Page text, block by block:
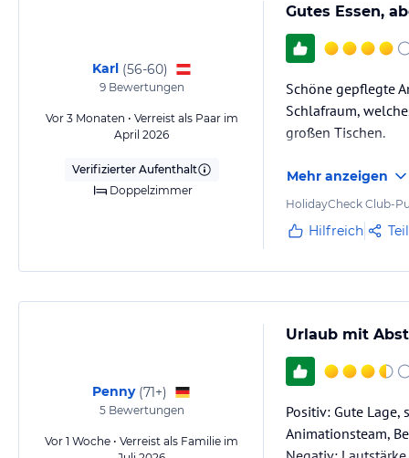
Karl (56-60)
9Bewertungen
Vor 3 Monaten • Verreist als Paar im
April 2026
Verifizierter Aufenthalt
Doppelzimmer
Gutes Essen,
Schöne gepflegte
Schlafraum,
großen Tischen.
Mehr anzeigen
HolidayCheck Club-
Hilfreich
Penny (71+)
5Bewertungen
Vor 1 Woche • Verreist als Familie im
Urlaub mit
Positiv: Gute
Animationsteam,